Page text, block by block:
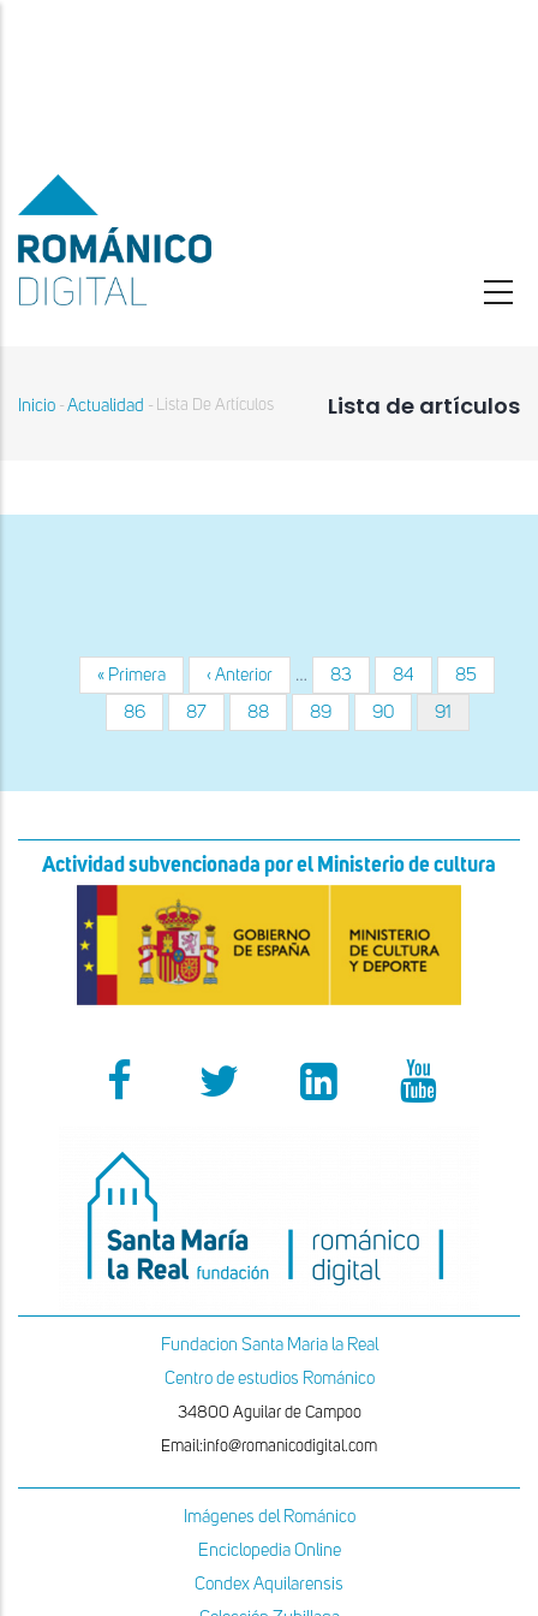
contenido
principal
Lista de artículos
navegación
Inicio - Actualidad - Lista De Artículos
Paginación
Primera
página
« Primera
Página
anterior
‹ Anterior … Página
83 Página
84 Página
85
Página
86 Página
87 Página
88 Página
89 Página
90
Página
actual
91
Actividad subvencionada por el Ministerio de cultura
Fundacion Santa Maria la Real
Centro de estudios Románico
34800 Aguilar de Campoo
Email:info@romanicodigital.com
Imágenes del Románico
Enciclopedia Online
Condex Aquilarensis